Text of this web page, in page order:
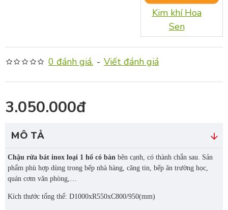
Kim khí Hoa
Sen
0 đánh giá. - Viết đánh giá
3.050.000đ
MÔ TẢ
Chậu rửa bát inox loại 1 hố có bàn bên cạnh, có thành chắn sau. Sản
phẩm phù hợp dùng trong bếp nhà hàng, căng tin, bếp ăn trường học,
quán cơm văn phòng,…
Kích thước tổng thể: D1000xR550xC800/950(mm)